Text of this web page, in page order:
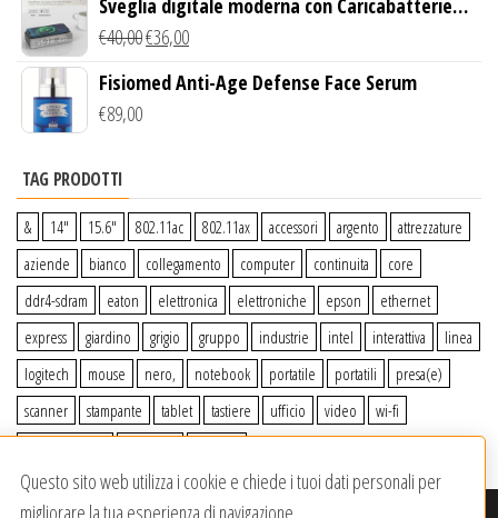
Sveglia digitale moderna con Caricabatterie
Wireless Qi
€40,00€36,00
Fisiomed Anti-Age Defense Face Serum
€89,00
TAG PRODOTTI
& 14″ 15.6″ 802.11ac 802.11ax accessori argento
attrezzature
aziende
bianco collegamento computer continuita
core
ddr4-sdram
eaton elettronica elettroniche epson
ethernet
express
giardino grigio gruppo industrie intel interattiva
linea
logitech
mouse nero, notebook portatile portatili
presa(e)
scanner
stampante tablet tastiere ufficio video
wi-fi
Questo sito web utilizza i cookie e chiede i tuoi dati personali per
migliorare la tua esperienza di navigazione.